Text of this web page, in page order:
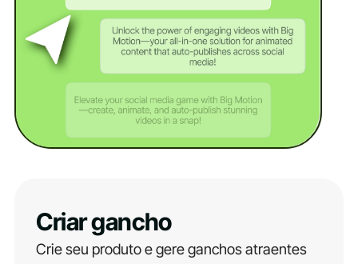
Criar gancho
Crie seu produto e gere ganchos atraentes